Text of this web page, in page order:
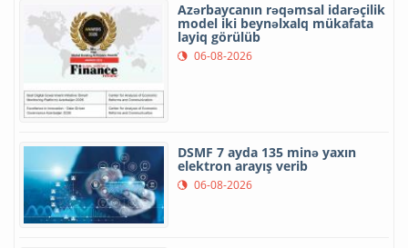
Azərbaycanın rəqəmsal idarəçilik
model iki beynəlxalq mükafata
layiq görülüb
06-08-2026
DSMF 7 ayda 135 minə yaxın
elektron arayış verib
06-08-2026